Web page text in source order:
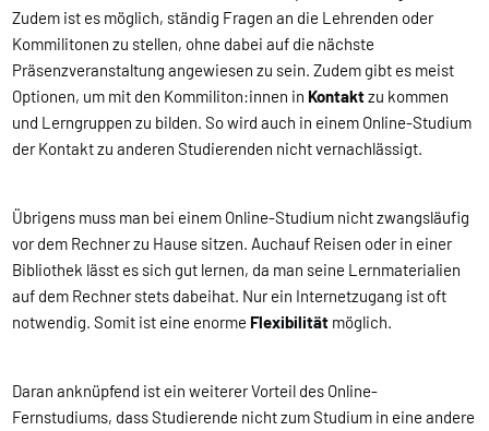
Zudem ist es möglich, ständig Fragen an die Lehrenden oder
Kommilitonen zu stellen, ohne dabei auf die nächste
Präsenzveranstaltung angewiesen zu sein. Zudem gibt es meist
Optionen, um mit den Kommiliton:innen in Kontaktzu kommen
und Lerngruppen zu bilden. So wird auch in einem Online-Studium
der Kontakt zu anderen Studierenden nicht vernachlässigt.
Übrigens muss man bei einem Online-Studium nicht zwangsläufig
vor dem Rechner zu Hause sitzen. Auchauf Reisen oder in einer
Bibliothek lässt es sich gut lernen, da man seine Lernmaterialien
auf dem Rechner stets dabeihat. Nur ein Internetzugang ist oft
notwendig. Somit ist eine enorme Flexibilität möglich.
Daran anknüpfend ist ein weiterer Vorteil des Online-
Fernstudiums, dass Studierende nicht zum Studium in eine andere